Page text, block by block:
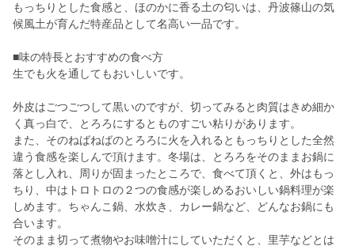
もっちりとした食感と、ほのかに香る土の匂いは、丹波篠山の気
候風土が育んだ特産品として名高い一品です。
■味の特長とおすすめの食べ方
生でも火を通してもおいしいです。
外皮はごつごつして黒いのですが、切ってみると肉質はきめ細か
く真っ白で、とろろにするとものすごい粘りがあります。
また、そのねばねばのとろろに火を入れるともっちりとした全然
違う食感を楽しんで頂けます。冬場は、とろろをそのままお鍋に
落とし入れ、周りが固まったところで、食べて頂くと、外はもっ
ちり、中はトロトロの２つの食感が楽しめるおいしい鍋料理が楽
しめます。ちゃんこ鍋、水炊き、カレー鍋など、どんなお鍋にも
合います。
そのまま切って煮物やお味噌汁にしていただくと、里芋などとは